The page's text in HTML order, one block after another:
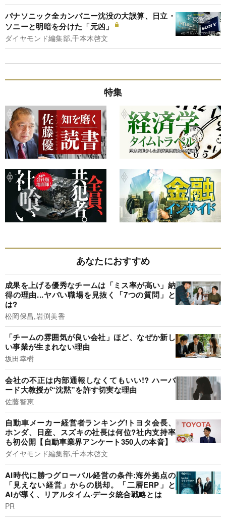
パナソニック全カンパニー沈没の大誤算、日立・
ソニーと明暗を分けた「元凶」
ダイヤモンド編集部,千本木啓文
特集
あなたにおすすめ
成果を上げる優秀なチームは「ミス率が高い」納
得の理由...ヤバい職場を見抜く「7つの質問」と
は?
松岡保昌,岩渕美香
「チームの雰囲気が良い会社」ほど、なぜか新し
い事業が生まれない理由
坂田幸樹
会社の不正は内部通報しなくてもいい!? ハーバ
ード大教授が“沈黙”を許す切実な理由
佐藤智恵
自動車メーカー経営者ランキング!トヨタ会長、
ホンダ、日産、スズキの社長は何位?社内支持率
も初公開【自動車業界アンケート350人の本音】
ダイヤモンド編集部,千本木啓文
AI時代に勝つグローバル経営の条件:海外拠点の
「見えない経営」からの脱却。「二層ERP」と
AIが導く、リアルタイム·データ統合戦略とは
PR